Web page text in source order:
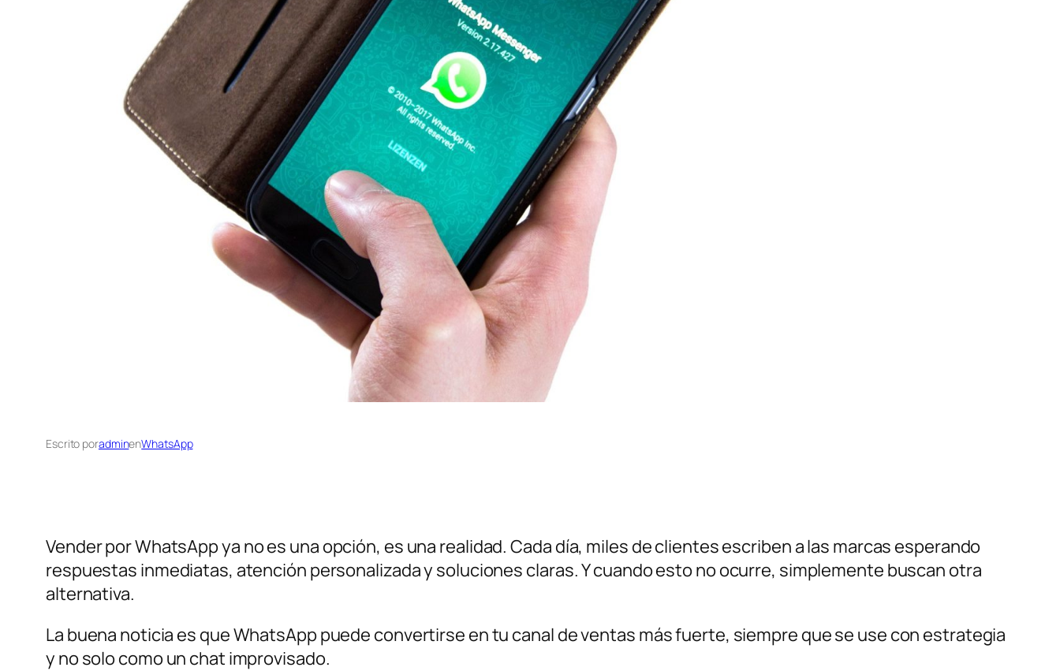
Escrito poradminenWhatsApp
Vender por WhatsApp ya no es una opción, es una realidad. Cada día, miles de clientes escriben a las marcas esperando
respuestas inmediatas, atención personalizada y soluciones claras. Y cuando esto no ocurre, simplemente buscan otra
alternativa.
La buena noticia es que WhatsApp puede convertirse en tu canal de ventas más fuerte, siempre que se use con estrategia
y no solo como un chat improvisado.